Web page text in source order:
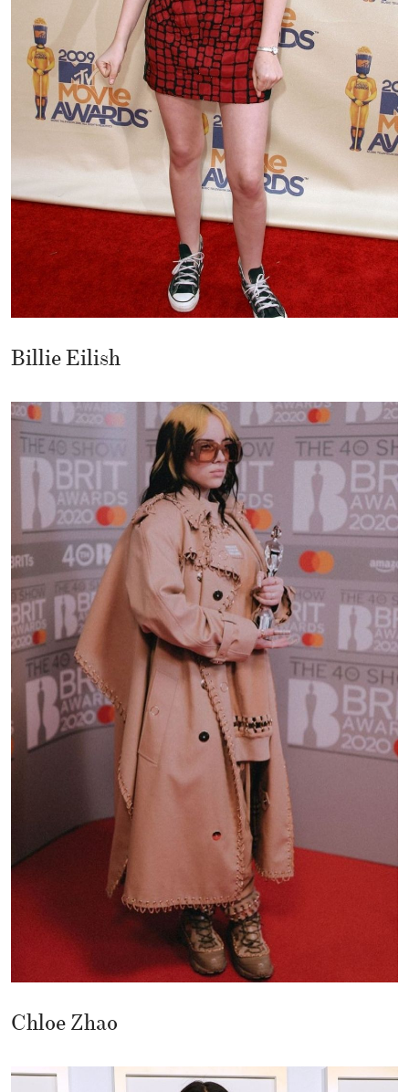
Billie Eilish
Chloe Zhao